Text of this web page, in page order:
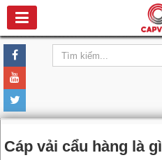
Cáp vải cẩu hàng là